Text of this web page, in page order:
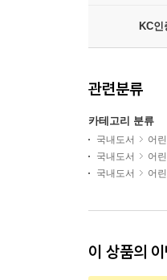
KC인
관련분류
카테고리 분류
국내도서 어린
국내도서
어린
국내도서
어린
이 상품의